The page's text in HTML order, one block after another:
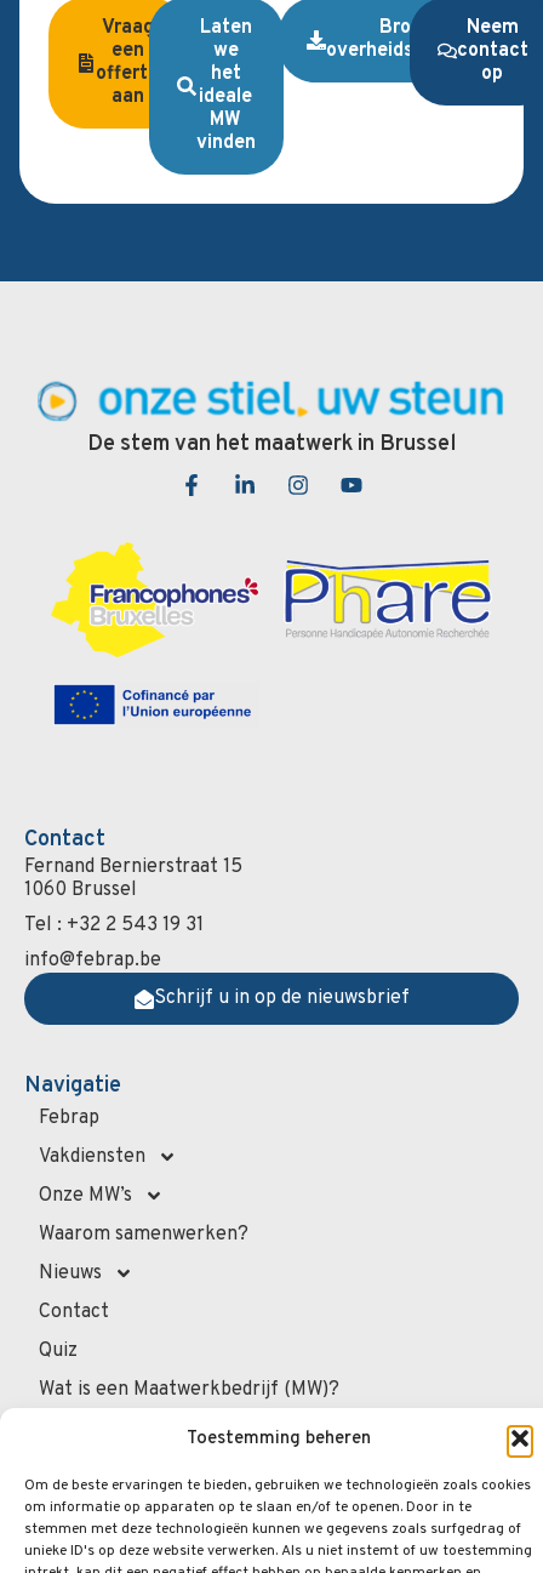
Toestemming beheren
Om de beste ervaringen te bieden, gebruiken we technologieën zoals cookies
om informatie op apparaten op te slaan en/of te openen. Door in te
stemmen met deze technologieën kunnen we gegevens zoals surfgedrag of
unieke ID's op deze website verwerken. Als u niet instemt of uw toestemming
Vraag
een
offerte
aan
Laten
we
het
ideale
MW
vinden
Brochure
overheidsopdrachten
Neem
contact
op
De stem van het maatwerk in Brussel
Navigatie
Febrap
Vakdiensten
Onze MW’s
Waarom samenwerken?
Nieuws
Contact
Quiz
Wat is een Maatwerkbedrijf (MW)?
Voor overheidsadministratie
Voor privépersonen
Veelgestelde vragen
Contact
Fernand Bernierstraat 15
1060 Brussel
Tel : +32 2 543 19 31
info@febrap.be
Schrijf u in op de nieuwsbrief